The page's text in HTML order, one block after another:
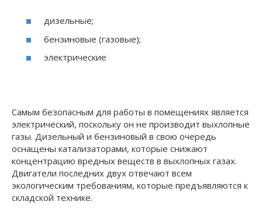
дизельные;
бензиновые (газовые);
электрические
Самым безопасным для работы в помещениях является
электрический, поскольку он не производит выхлопные
газы. Дизельный и бензиновый в свою очередь
оснащены катализаторами, которые снижают
концентрацию вредных веществ в выхлопных газах.
Двигатели последних двух отвечают всем
экологическим требованиям, которые предъявляются к
складской технике.